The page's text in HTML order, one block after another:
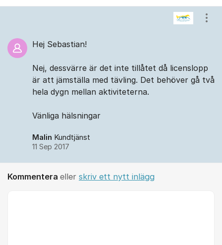
Hej Sebastian!
Nej, dessvärre är det inte tillåtet då licenslopp
är att jämställa med tävling. Det behöver gå två
hela dygn mellan aktiviteterna.
Vänliga hälsningar
Malin Kundtjänst
11 Sep 2017
Kommentera eller skriv ett nytt inlägg